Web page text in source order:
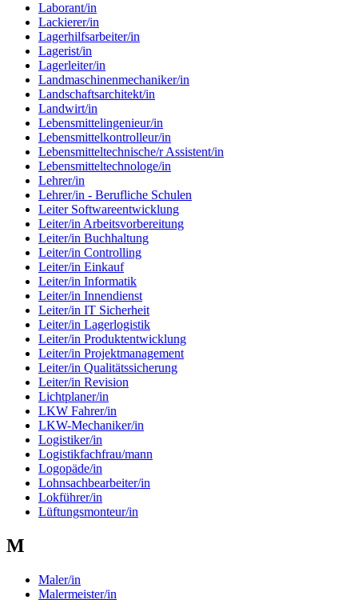
Laborant/in
Lackierer/in
Lagerhilfsarbeiter/in
Lagerist/in
Lagerleiter/in
Landmaschinenmechaniker/in
Landschaftsarchitekt/in
Landwirt/in
Lebensmittelingenieur/in
Lebensmittelkontrolleur/in
Lebensmitteltechnische/r Assistent/in
Lebensmitteltechnologe/in
Lehrer/in
Lehrer/in - Berufliche Schulen
Leiter Softwareentwicklung
Leiter/in Arbeitsvorbereitung
Leiter/in Buchhaltung
Leiter/in Controlling
Leiter/in Einkauf
Leiter/in Informatik
Leiter/in Innendienst
Leiter/in IT Sicherheit
Leiter/in Lagerlogistik
Leiter/in Produktentwicklung
Leiter/in Projektmanagement
Leiter/in Qualitätssicherung
Leiter/in Revision
Lichtplaner/in
LKW Fahrer/in
LKW-Mechaniker/in
Logistiker/in
Logistikfachfrau/mann
Logopäde/in
Lohnsachbearbeiter/in
Lokführer/in
Lüftungsmonteur/in
M
Maler/in
Malermeister/in